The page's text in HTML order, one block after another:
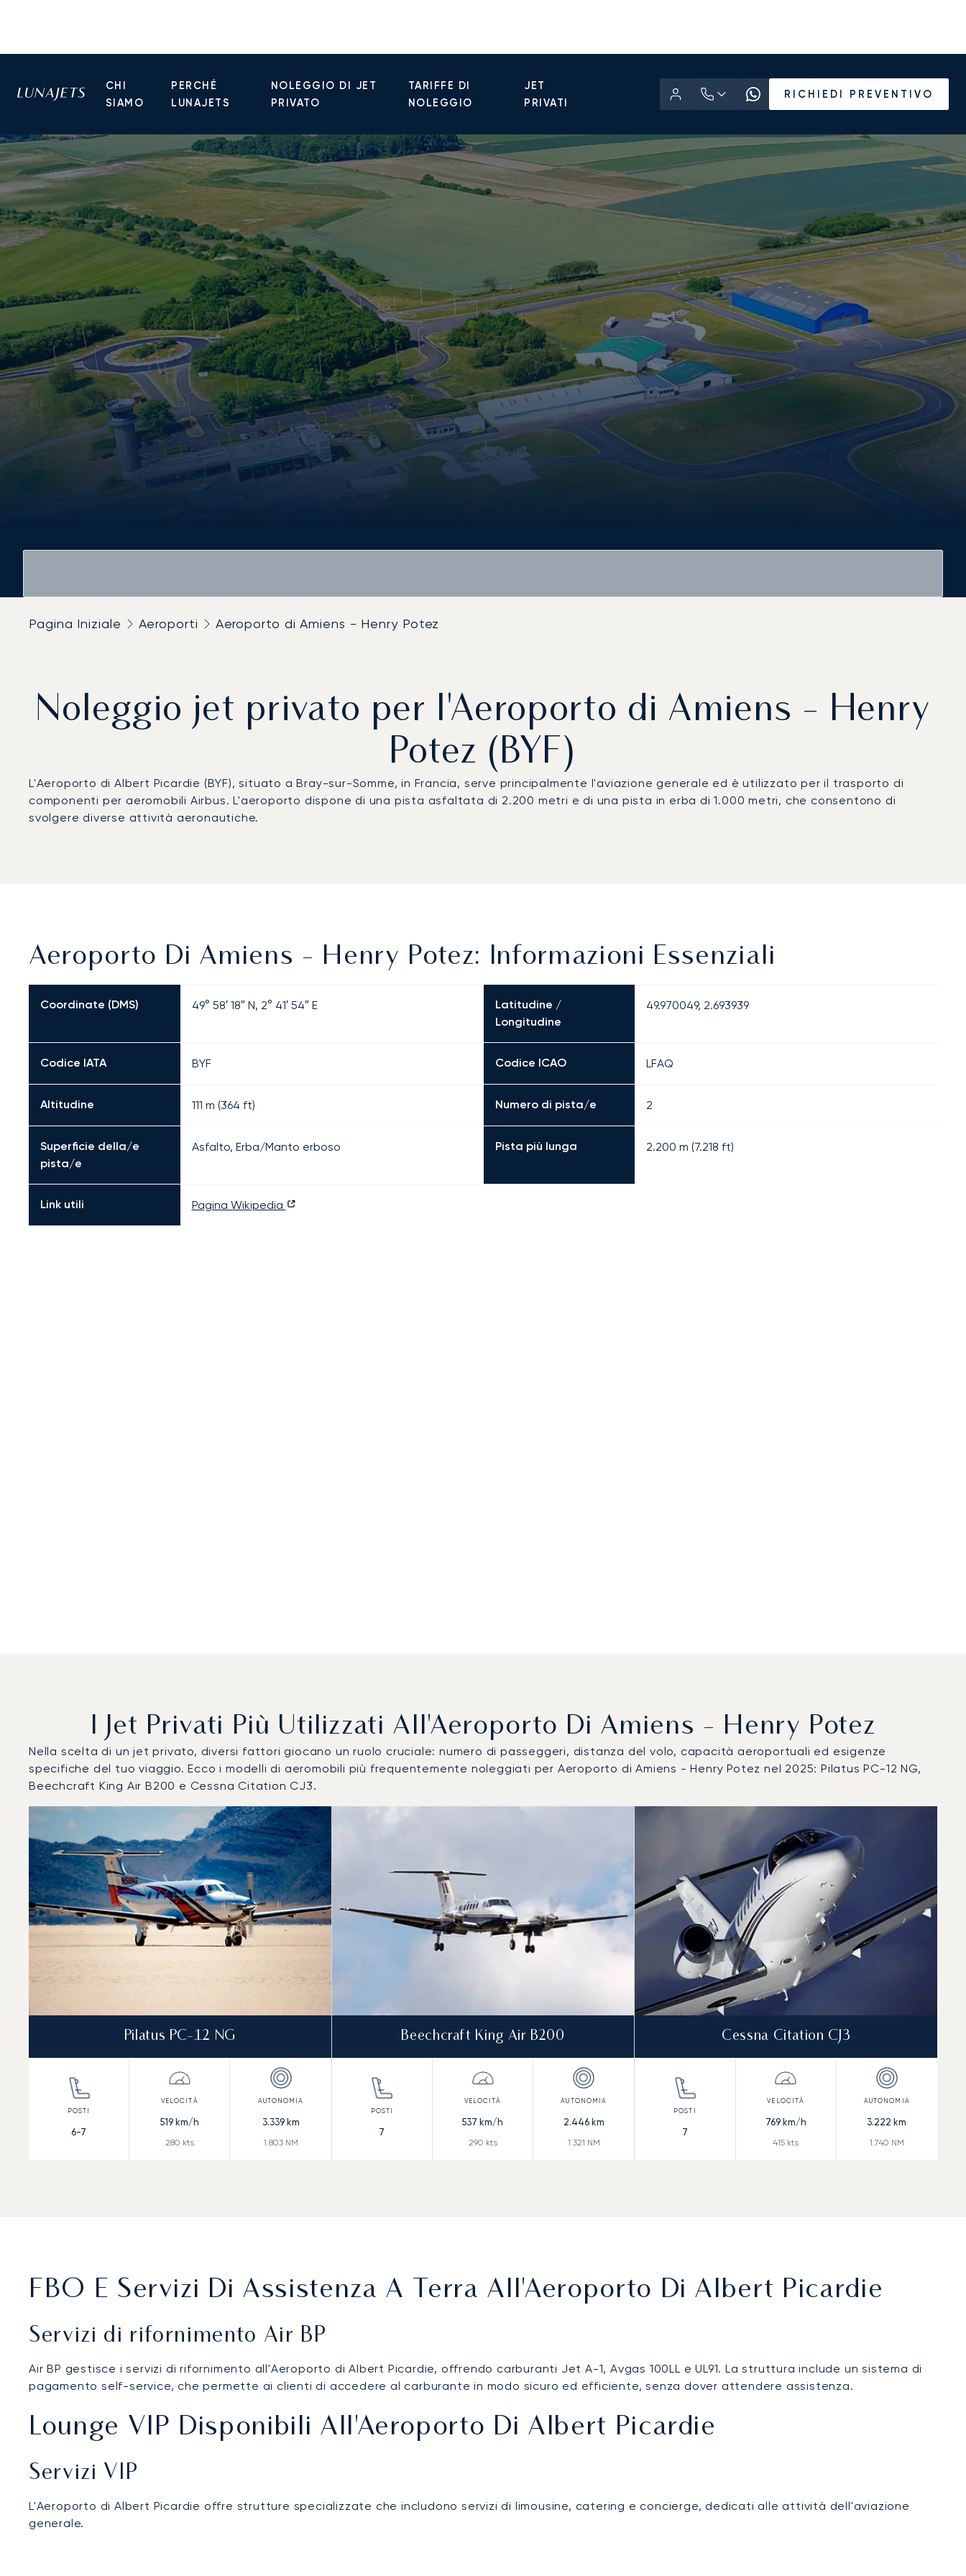
CHI
SIAMO
PERCHÉ
LUNAJETS
NOLEGGIO DI JET
PRIVATO
TARIFFE DI
NOLEGGIO
JET
PRIVATI
RICHIEDI PREVENTIVO
Pagina Iniziale Aeroporti Aeroporto di Amiens - Henry Potez
Noleggio jet privato per l'Aeroporto di Amiens - Henry
Potez (BYF)
L'Aeroporto di Albert Picardie (BYF), situato a Bray-sur-Somme, in Francia, serve principalmente l'aviazione generale ed è utilizzato per il trasporto di
componenti per aeromobili Airbus. L'aeroporto dispone di una pista asfaltata di 2.200 metri e di una pista in erba di 1.000 metri, che consentono di
svolgere diverse attività aeronautiche.
Aeroporto Di Amiens - Henry Potez: Informazioni Essenziali
Coordinate (DMS) 49° 58′ 18″ N, 2° 41′ 54″ E
Latitudine /
Longitudine
49.970049, 2.693939
Codice IATA BYF Codice ICAO LFAQ
Altitudine 111 m (364 ft) Numero di pista/e 2
Superficie della/e
pista/e
Asfalto, Erba/Manto erboso Pista più lunga 2.200 m (7.218 ft)
Link utili Pagina Wikipedia
I Jet Privati Più Utilizzati All'Aeroporto Di Amiens - Henry Potez
Nella scelta di un jet privato, diversi fattori giocano un ruolo cruciale: numero di passeggeri, distanza del volo, capacità aeroportuali ed esigenze
specifiche del tuo viaggio. Ecco i modelli di aeromobili più frequentemente noleggiati per Aeroporto di Amiens - Henry Potez nel 2025: Pilatus PC-12 NG,
Beechcraft King Air B200 e Cessna Citation CJ3.
Aeroporto di Amiens - Henry Potez : I 3 modelli di aeromobile più utilizzati per numero di movimenti volo nel 2025
Foto dell'aeromobile Modello di aeromobile
Posti
Velocità (km/h)
Velocità (nodi)
Autonomia (km)
Autonomia (NM)
Pilatus PC-12 NG
6-7
519km/h
280 kts
3.339km
1.803NM
Beechcraft King Air B200
7
537 km/h
290 kts
2.446km
1.321 NM
Cessna Citation CJ3
7
769km/h
415 kts
3.222 km
1.740 NM
FBO E Servizi Di Assistenza A Terra All'Aeroporto Di Albert Picardie
Servizi di rifornimento Air BP
Air BP gestisce i servizi di rifornimento all'Aeroporto di Albert Picardie, offrendo carburanti Jet A-1, Avgas 100LL e UL91. La struttura include un sistema di
pagamento self-service, che permette ai clienti di accedere al carburante in modo sicuro ed efficiente, senza dover attendere assistenza.
Lounge VIP Disponibili All'Aeroporto Di Albert Picardie
Servizi VIP
L'Aeroporto di Albert Picardie offre strutture specializzate che includono servizi di limousine, catering e concierge, dedicati alle attività dell'aviazione
generale.